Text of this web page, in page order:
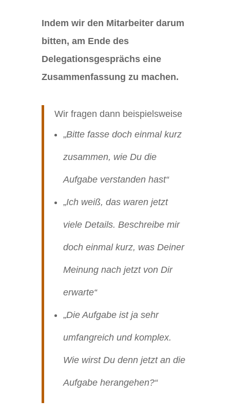
Indem wir den Mitarbeiter darum
bitten, am Ende des
Delegationsgesprächs eine
Zusammenfassung zu machen.
Wir fragen dann beispielsweise
„Bitte fasse doch einmal kurz
zusammen, wie Du die
Aufgabe verstanden hast“
„Ich weiß, das waren jetzt
viele Details. Beschreibe mir
doch einmal kurz, was Deiner
Meinung nach jetzt von Dir
erwarte“
„Die Aufgabe ist ja sehr
umfangreich und komplex.
Wie wirst Du denn jetzt an die
Aufgabe herangehen?“